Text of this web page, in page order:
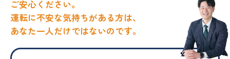
ご安心ください。
運転に不安な気持ちがある方は、
あなた一人だけではないのです。